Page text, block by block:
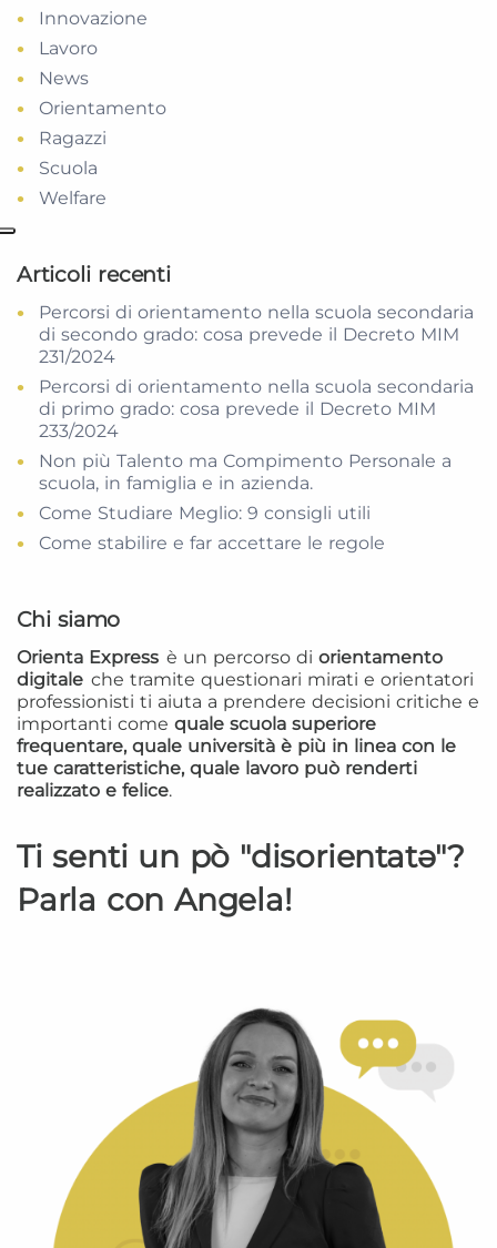
Innovazione
Lavoro
News
Orientamento
Ragazzi
Scuola
Welfare
Articoli recenti
Percorsi di orientamento nella scuola secondaria
di secondo grado: cosa prevede il Decreto MIM
231/2024
Percorsi di orientamento nella scuola secondaria
di primo grado: cosa prevede il Decreto MIM
233/2024
Non più Talento ma Compimento Personale a
scuola, in famiglia e in azienda.
Come Studiare Meglio: 9 consigli utili
Come stabilire e far accettare le regole
Chi siamo
Orienta Express è un percorso di orientamento
digitale che tramite questionari mirati e orientatori
professionisti ti aiuta a prendere decisioni critiche e
importanti come quale scuola superiore
frequentare, quale università è più in linea con le
tue caratteristiche, quale lavoro può renderti
realizzato e felice.
Ti senti un pò "disorientatə"?
Parla con Angela!